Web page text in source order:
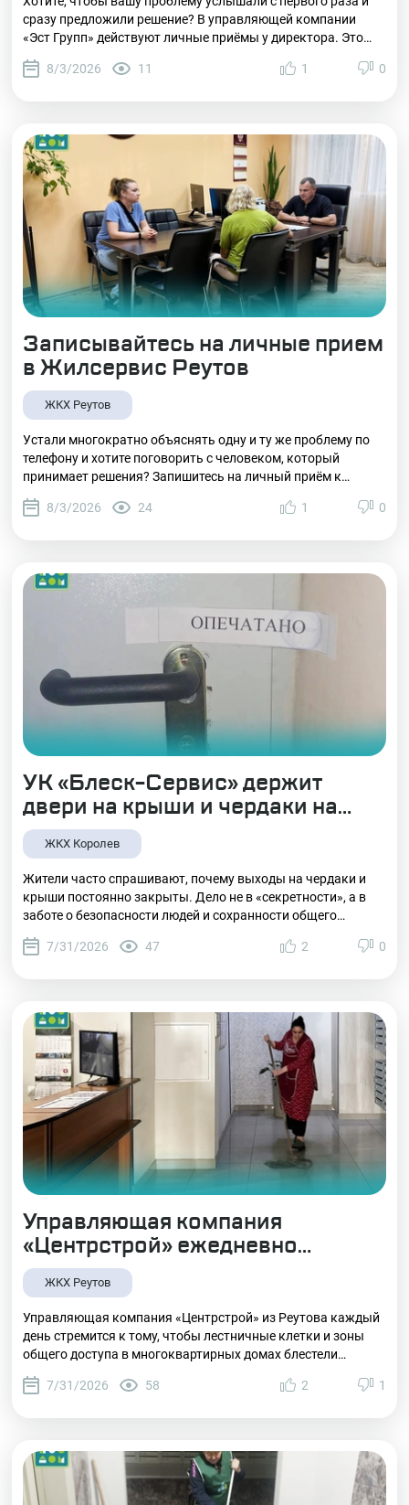
сразу предложили решение? В управляющей компании
«Эст Групп» действуют личные приёмы у директора. Это
формат прямого разговора с руководителем, без
посредников и долгих согласований .
8/3/2026 11 1 0
ЖКХ Реутов
Записывайтесь на личные прием
в Жилсервис Реутов
Устали многократно объяснять одну и ту же проблему по
телефону и хотите поговорить с человеком, который
принимает решения? Запишитесь на личный приём к
директору УК — это прямой диалог для оперативного
решения ваших вопросов.
8/3/2026 24 1 0
ЖКХ Королев
УК «Блеск-Сервис» держит
двери на крыши и чердаки на
замке ради безопасности
жителей
Жители часто спрашивают, почему выходы на чердаки и
крыши постоянно закрыты. Дело не в «секретности», а в
заботе о безопасности людей и сохранности общего
имущества.
7/31/2026
47 2 0
ЖКХ Реутов
Управляющая компания
«Центрстрой» ежедневно
поддерживает чистоту в
подъездах
Управляющая компания «Центрстрой» из Реутова каждый
день стремится к тому, чтобы лестничные клетки и зоны
общего доступа в многоквартирных домах блестели
чистотой и выглядели опрятно. Сотрудники УК проводят
комплексную уборку входных тамбуров и лестничных
7/31/2026 58 2 1